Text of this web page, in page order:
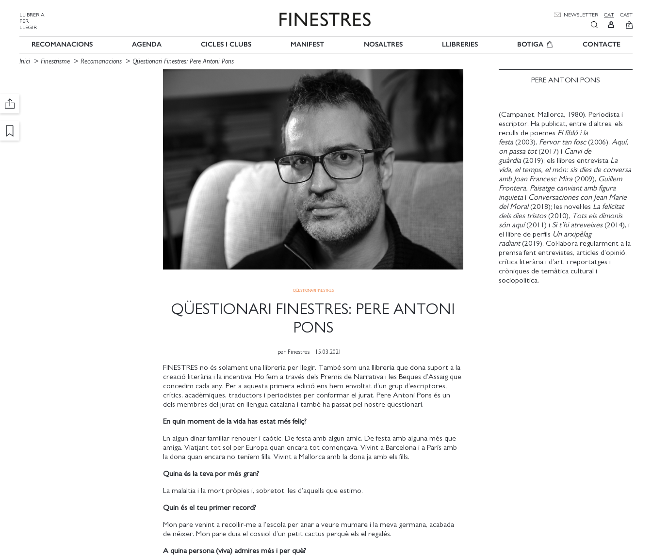
LLIBRERIA
PER
LLEGIR
NEWSLETTER CAT CAST
0
RECOMANACIONS AGENDA CICLES I CLUBS MANIFEST NOSALTRES LLIBRERIES BOTIGA CONTACTE
Inici Finestrisme Recomanacions Qüestionari Finestres: Pere Antoni Pons
QÜESTIONARI FINESTRES
QÜESTIONARI FINESTRES: PERE ANTONI
PONS
per Finestres 15.03.2021
FINESTRES no és solament una llibreria per llegir. També som una llibreria que dona suport a la
creació literària i la incentiva. Ho fem a través dels Premis de Narrativa i les Beques d’Assaig que
concedim cada any. Per a aquesta primera edició ens hem envoltat d’un grup d’escriptores,
crítics, acadèmiques, traductors i periodistes per conformar el jurat. Pere Antoni Pons és un
dels membres del jurat en llengua catalana i també ha passat pel nostre qüestionari.
En quin moment de la vida has estat més feliç?
En algun dinar familiar renouer i caòtic. De festa amb algun amic. De festa amb alguna més que
amiga. Viatjant tot sol per Europa quan encara tot començava. Vivint a Barcelona i a París amb
la dona quan encara no teníem fills. Vivint a Mallorca amb la dona ja amb els fills.
Quina és la teva por més gran?
La malaltia i la mort pròpies i, sobretot, les d’aquells que estimo.
Quin és el teu primer record?
Mon pare venint a recollir-me a l’escola per anar a veure mumare i la meva germana, acabada
de néixer. Mon pare duia el cossiol d’un petit cactus perquè els el regalés.
A quina persona (viva) admires més i per què?
PERE ANTONI PONS
(Campanet, Mallorca, 1980). Periodista i
escriptor. Ha publicat, entre d’altres, els
reculls de poemes El fibló i la
festa (2003), Fervor tan fosc(2006), Aquí,
on passa tot(2017) i Canvi de
guàrdia (2019); els llibres entrevista La
vida, el temps, el món: sis dies de conversa
amb Joan Francesc Mira (2009), Guillem
Frontera. Paisatge canviant amb figura
inquieta i Conversaciones con Jean Marie
del Moral(2018); les novel·les La felicitat
dels dies tristos(2010), Tots els dimonis
són aquí(2011) i Si t’hi atreveixes(2014), i
el llibre de perfils Un arxipèlag
radiant(2019). Col·labora regularment a la
premsa fent entrevistes, articles d’opinió,
crítica literària i d’art, i reportatges i
cròniques de temàtica cultural i
sociopolítica.